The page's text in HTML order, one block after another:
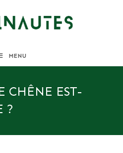
MENU
CHÊNE EST-
?